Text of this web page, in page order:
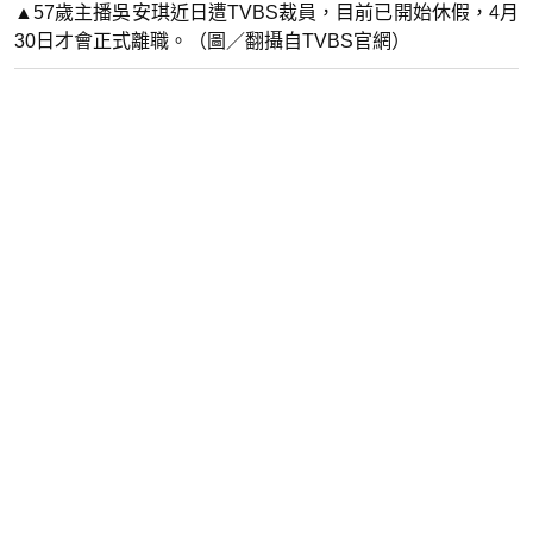
▲57歲主播吳安琪近日遭TVBS裁員，目前已開始休假，4月
30日才會正式離職。（圖／翻攝自TVBS官網）